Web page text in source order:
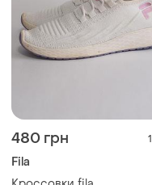
480 грн 1
Fila